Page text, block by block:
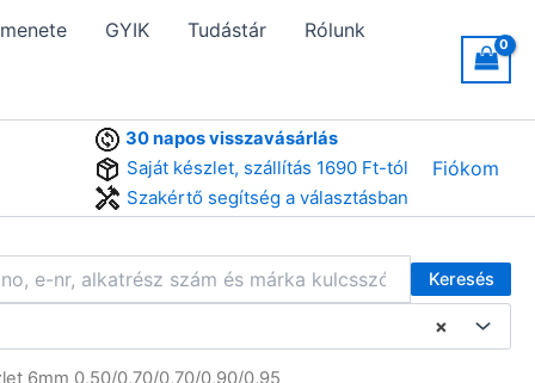
GYIK Tudástár Rólunk
30 napos visszavásárlás
Saját készlet, szállítás 1690 Ft-tól
Szakértő segítség a választásban
Fiókom
Keresés
×
6mm 0,50/0,70/0,70/0,90/0,95